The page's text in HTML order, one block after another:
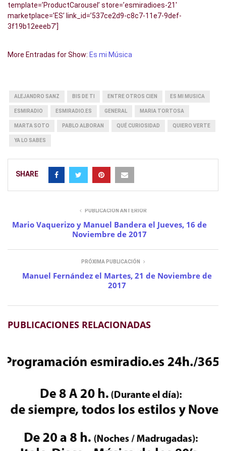
template=’ProductCarousel’ store=’esmiradioes-21′
marketplace=’ES’ link_id=’537ce2d9-c8c7-11e7-9def-
3f19b12eeeb7′]
More Entradas for Show: Es mi Música
ALEJANDRO SANZ BIS DE TI ENTRE OTROS CIEN ES MI MUSICA
ESMIRADIO ESMIRADIO.ES GENERAL MARIA TORTOSA
MARTA SOTO PABLO ALBORAN QUÉ CURIOSIDAD QUIERO VERTE
YA LO SABES
SHARE
PUBLICACIÓN ANTERIOR
Mario Vaquerizo y Manuel Bandera el Jueves, 16 de
Noviembre de 2017
PRÓXIMA PUBLICACIÓN
Manuel Fernández el Martes, 21 de Noviembre de
2017
PUBLICACIONES RELACIONADAS